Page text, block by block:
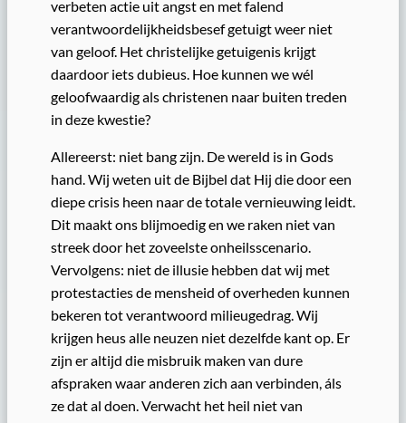
verbeten actie uit angst en met falend
verantwoordelijkheidsbesef getuigt weer niet
van geloof. Het christelijke getuigenis krijgt
daardoor iets dubieus. Hoe kunnen we wél
geloofwaardig als christenen naar buiten treden
in deze kwestie?
Allereerst: niet bang zijn. De wereld is in Gods
hand. Wij weten uit de Bijbel dat Hij die door een
diepe crisis heen naar de totale vernieuwing leidt.
Dit maakt ons blijmoedig en we raken niet van
streek door het zoveelste onheilsscenario.
Vervolgens: niet de illusie hebben dat wij met
protestacties de mensheid of overheden kunnen
bekeren tot verantwoord milieugedrag. Wij
krijgen heus alle neuzen niet dezelfde kant op. Er
zijn er altijd die misbruik maken van dure
afspraken waar anderen zich aan verbinden, áls
ze dat al doen. Verwacht het heil niet van